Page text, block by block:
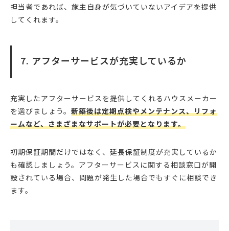
担当者であれば、施主自身が気づいていないアイデアを提供
してくれます。
7. アフターサービスが充実しているか
充実したアフターサービスを提供してくれるハウスメーカー
を選びましょう。 新築後は定期点検やメンテナンス、リフォ
ームなど、さまざまなサポートが必要となります。
初期保証期間だけではなく、延長保証制度が充実しているか
も確認しましょう。アフターサービスに関する相談窓口が開
設されている場合、問題が発生した場合でもすぐに相談でき
ます。